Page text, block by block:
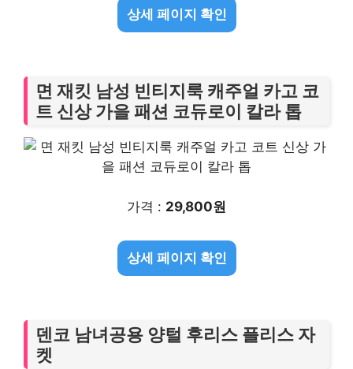
상세 페이지 확인
면 재킷 남성 빈티지룩 캐주얼 카고 코
트 신상 가을 패션 코듀로이 칼라 톱
가격 : 29,800원
상세 페이지 확인
덴코 남녀공용 양털 후리스 플리스 자
켓